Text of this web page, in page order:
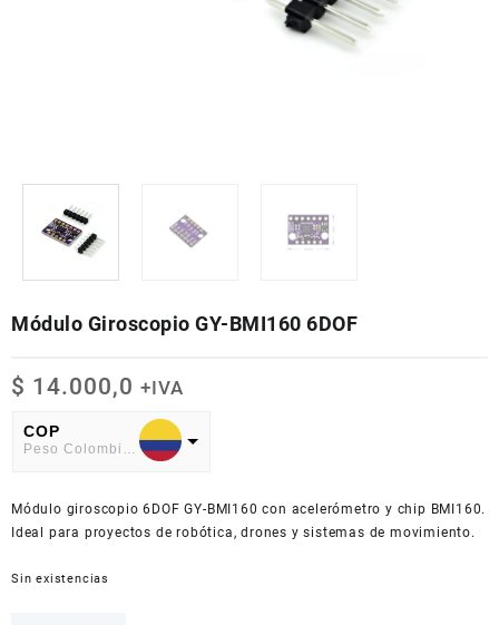
Módulo Giroscopio GY-BMI160 6DOF
$ 14.000,0 +IVA
COP
American Dollar
Módulo giroscopio 6DOF GY-BMI160 con acelerómetro y chip BMI160.
Ideal para proyectos de robótica, drones y sistemas de movimiento.
Sin existencias